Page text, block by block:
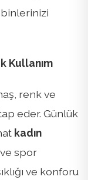
Kullanım
renk ve
eder. Günlük
kadın
spor
ve konforu